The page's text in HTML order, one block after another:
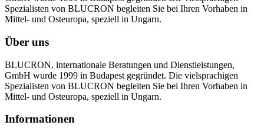
Spezialisten von BLUCRON begleiten Sie bei Ihren Vorhaben in
Mittel- und Osteuropa, speziell in Ungarn.
Über uns
BLUCRON, internationale Beratungen und Dienstleistungen,
GmbH wurde 1999 in Budapest gegründet. Die vielsprachigen
Spezialisten von BLUCRON begleiten Sie bei Ihren Vorhaben in
Mittel- und Osteuropa, speziell in Ungarn.
Informationen